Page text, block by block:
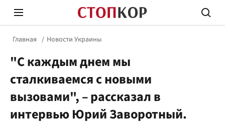
Стоп Политической Коррупции
Главная Новости Украины
"С каждым днем мы
сталкиваемся с новыми
вызовами", – рассказал в
интервью Юрий Заворотный.